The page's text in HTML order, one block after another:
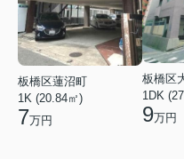
板橋区蓮沼町
1K (20.84㎡)
7万円
板橋区
1DK
9万円